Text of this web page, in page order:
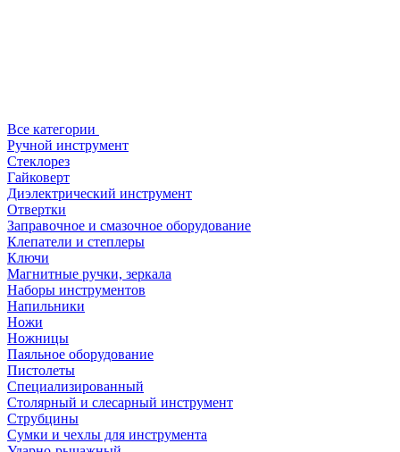
Все категории
Ручной инструмент
Стеклорез
Гайковерт
Диэлектрический инструмент
Отвертки
Заправочное и смазочное оборудование
Клепатели и степлеры
Ключи
Магнитные ручки, зеркала
Наборы инструментов
Напильники
Ножи
Ножницы
Паяльное оборудование
Пистолеты
Специализированный
Столярный и слесарный инструмент
Струбцины
Сумки и чехлы для инструмента